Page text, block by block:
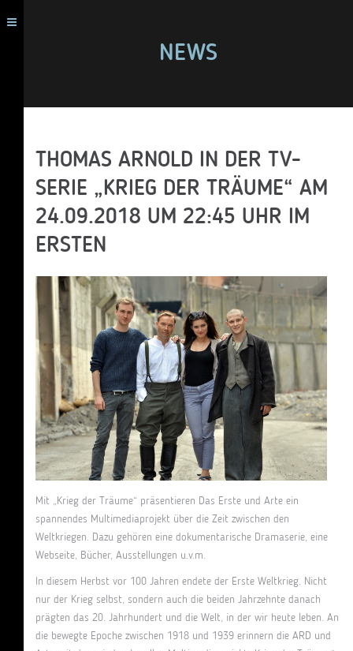
NEWS
THOMAS ARNOLD IN DER TV-
SERIE „KRIEG DER TRÄUME“ AM
24.09.2018 UM 22:45 UHR IM
ERSTEN
Mit „Krieg der Träume“ präsentieren Das Erste und Arte ein
spannendes Multimediaprojekt über die Zeit zwischen den
Weltkriegen. Dazu gehören eine dokumentarische Dramaserie, eine
Webseite, Bücher, Ausstellungen u.v.m.
In diesem Herbst vor 100 Jahren endete der Erste Weltkrieg. Nicht
nur der Krieg selbst, sondern auch die beiden Jahrzehnte danach
prägten das 20. Jahrhundert und die Welt, in der wir heute leben. An
die bewegte Epoche zwischen 1918 und 1939 erinnern die ARD und